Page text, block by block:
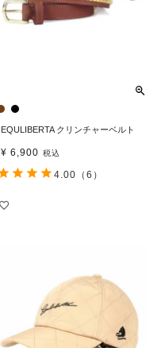
EQULIBERTA クリンチャーベルト
¥ 6,900 税込
4.00 （6）